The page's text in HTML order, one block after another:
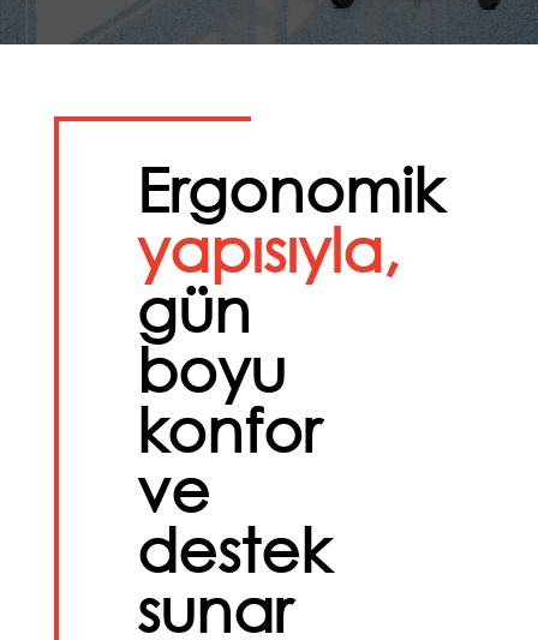
Ergonomik
yapısıyla,
gün
boyu
konfor
ve
destek
sunar